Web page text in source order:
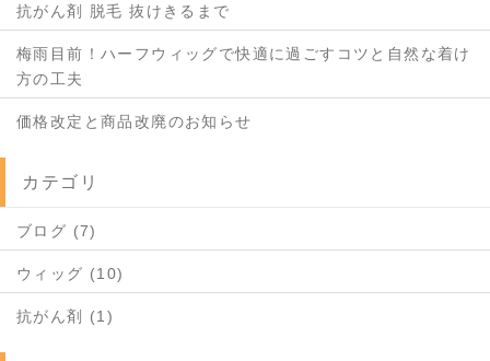
抗がん剤 脱毛 抜けきるまで
梅雨目前！ハーフウィッグで快適に過ごすコツと自然な着け
方の工夫
価格改定と商品改廃のお知らせ
カテゴリ
ブログ (7)
ウィッグ (10)
抗がん剤 (1)